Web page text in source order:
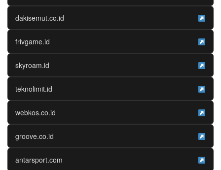
dakisemut.co.id
frivgame.id
skyroam.id
teknolimit.id
webkos.co.id
groove.co.id
antarsport.com